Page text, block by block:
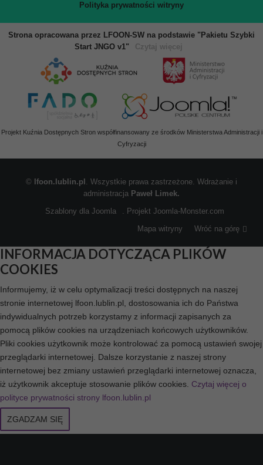
Polityka prywatności witryny
Strona opracowana przez LFOON-SW na podstawie "Pakietu Szybki
Start JNGO v1"
Czytaj więcej
Projekt Kuźnia Dostępnych Stron współfinansowany ze środków Ministerstwa Administracji i
Cyfryzacji
© lfoon.lublin.pl . Wszystkie prawa zastrzeżone. Wdrażanie i
administracja Paweł Limek.
Szablony dla Joomla
. Projekt Joomla-Monster.com
Mapa witryny
Wróć na górę
INFORMACJA DOTYCZĄCA PLIKÓW
COOKIES
Informujemy, iż w celu optymalizacji treści dostępnych na naszej
stronie internetowej lfoon.lublin.pl, dostosowania ich do Państwa
indywidualnych potrzeb korzystamy z informacji zapisanych za
pomocą plików cookies na urządzeniach końcowych użytkowników.
Pliki cookies użytkownik może kontrolować za pomocą ustawień swojej
przeglądarki internetowej. Dalsze korzystanie z naszej strony
internetowej bez zmiany ustawień przeglądarki internetowej oznacza,
iż użytkownik akceptuje stosowanie plików cookies. Czytaj więcej o
polityce prywatności strony lfoon.lublin.pl
ZGADZAM SIĘ